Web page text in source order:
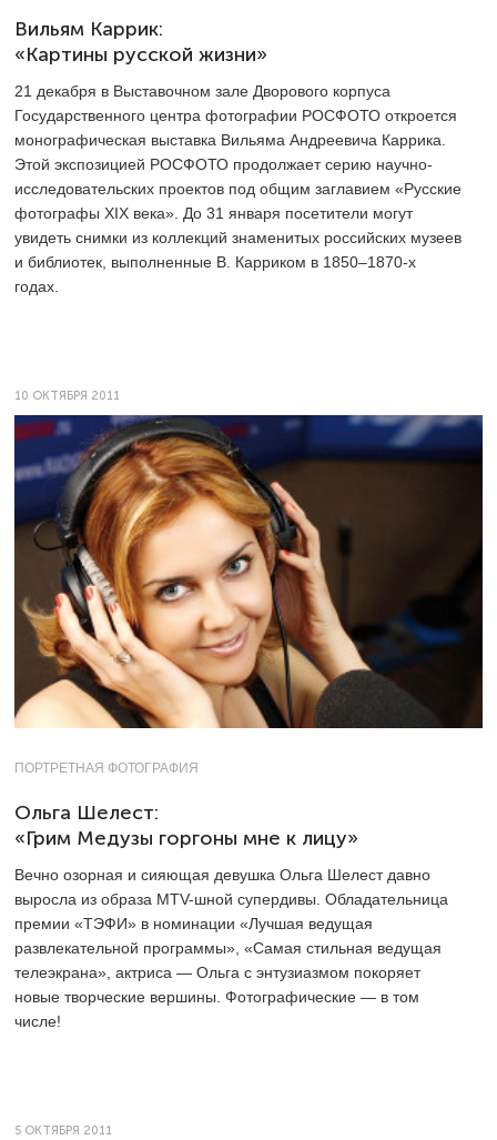
Вильям Каррик:
«Картины русской жизни»
21 декабря в Выставочном зале Дворового корпуса
Государственного центра фотографии РОСФОТО откроется
монографическая выставка Вильяма Андреевича Каррика.
Этой экспозицией РОСФОТО продолжает серию научно-
исследовательских проектов под общим заглавием «Русские
фотографы ХIX века». До 31 января посетители могут
увидеть снимки из коллекций знаменитых российских музеев
и библиотек, выполненные В. Карриком в 1850–1870-х
годах.
10 ОКТЯБРЯ 2011
ПОРТРЕТНАЯ ФОТОГРАФИЯ
Ольга Шелест:
«Грим Медузы горгоны мне к лицу»
Вечно озорная и сияющая девушка Ольга Шелест давно
выросла из образа MTV-шной супердивы. Обладательница
премии «ТЭФИ» в номинации «Лучшая ведущая
развлекательной программы», «Самая стильная ведущая
телеэкрана», актриса — Ольга с энтузиазмом покоряет
новые творческие вершины. Фотографические — в том
числе!
5 ОКТЯБРЯ 2011